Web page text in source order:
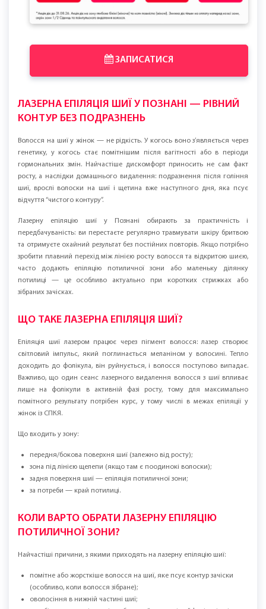
ЛАЗЕРНА ЕПІЛЯЦІЯ ШИЇ У ПОЗНАНІ — РІВНИЙ
КОНТУР БЕЗ ПОДРАЗНЕНЬ
Волосся на шиї у жінок — не рідкість. У когось воно з’являється через
гормональних змін. Найчастіше дискомфорт приносить не сам факт
росту, а наслідки домашнього видалення: подразнення після гоління
шиї, врослі волоски на шиї і щетина вже наступного дня, яка псує
відчуття “чистого контуру”.
Лазерну епіляцію шиї у Познані обирають за практичність і
передбачуваність: ви перестаєте регулярно травмувати шкіру бритвою
та отримуєте охайний результат без постійних повторів. Якщо потрібно
зробити плавний перехід між лінією росту волосся та відкритою шиєю,
потилиці — це особливо актуально при коротких стрижках або
ЩО ТАКЕ ЛАЗЕРНА ЕПІЛЯЦІЯ ШИЇ?
Епіляція шиї лазером працює через пігмент волосся: лазер створює
доходить до фолікула, він руйнується, і волосся поступово випадає.
Важливо, що один сеанс лазерного видалення волосся з шиї впливає
помітного результату потрібен курс, у тому числі в межах епіляції у
Що входить у зону:
передня/бокова поверхня шиї (залежно від росту);